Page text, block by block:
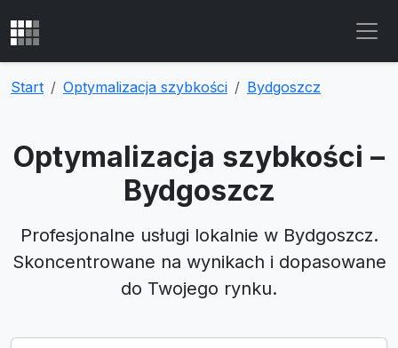
Start Optymalizacja szybkości Bydgoszcz
Optymalizacja szybkości –
Bydgoszcz
Profesjonalne usługi lokalnie w Bydgoszcz.
Skoncentrowane na wynikach i dopasowane
do Twojego rynku.